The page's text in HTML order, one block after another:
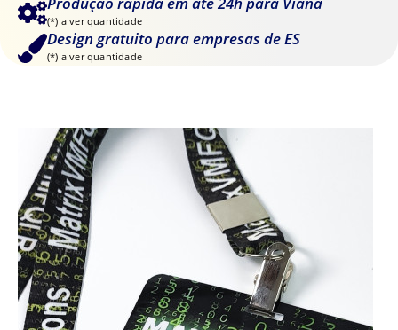
(*) a ver quantidade
Design gratuito para empresas de ES
(*) a ver quantidade